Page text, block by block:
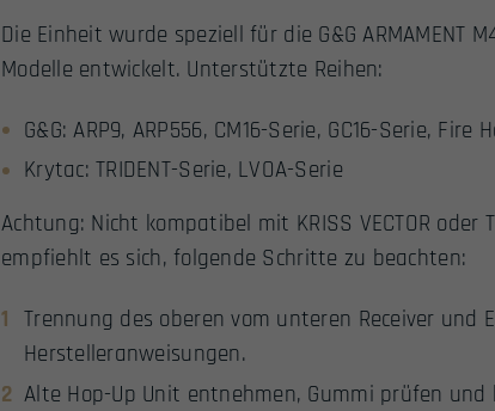
Die Einheit wurde speziell für die G&G ARMAMENT
Modelle entwickelt. Unterstützte Reihen:
G&G: ARP9, ARP556, CM16-Serie, GC16-Serie, Fire
Krytac: TRIDENT-Serie, LVOA-Serie
Achtung: Nicht kompatibel mit KRISS VECTOR oder
empfiehlt es sich, folgende Schritte zu beachten:
Trennung des oberen vom unteren Receiver und
Herstelleranweisungen.
Alte Hop-Up Unit entnehmen, Gummi prüfen und